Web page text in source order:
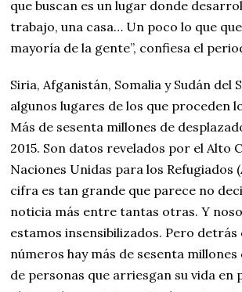
que buscan es un lugar donde
trabajo, una casa… Un poco lo que
mayoría de la gente”, confiesa el
Siria, Afganistán, Somalia y Sudán del
algunos lugares de los que proceden
Más de sesenta millones de
2015. Son datos revelados por el Alto
Naciones Unidas para los Refugiados
cifra es tan grande que parece no
noticia más entre tantas otras. Y
estamos insensibilizados. Pero detrás
números hay más de sesenta
de personas que arriesgan su vida en